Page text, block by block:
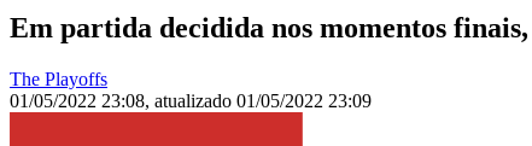
Em partida decidida nos momentos
The Playoffs
01/05/2022 23:08, atualizado 01/05/2022 23:09